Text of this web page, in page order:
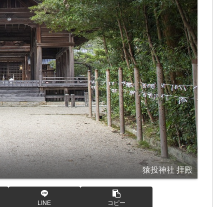
猿投神社 拝殿
LINE コピー